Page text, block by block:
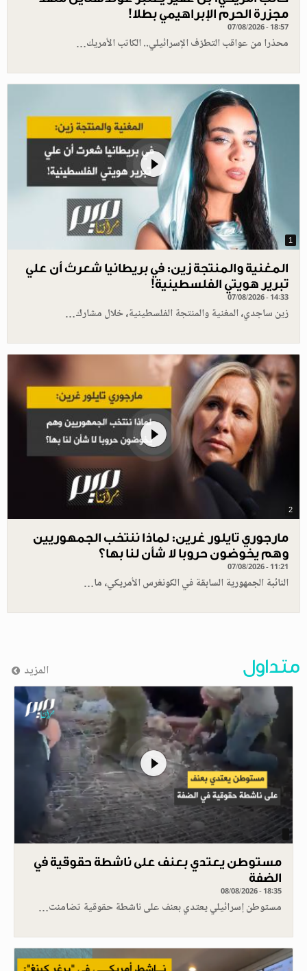
مجزرة الحرم الإبراهيمي بطلا!
07/08/2026 - 18:57
محذرا من عواقب التطرّف الإسرائيلي.. الكاتب الأمريك…
1
المغنية والمنتجة زين: في بريطانيا شعرتُ أن علي
تبرير هويتي الفلسطينية!
07/08/2026 - 14:33
زين ساجدي، المغنية والمنتجة الفلسطينية، خلال مشارك…
2
مارجوري تايلور غرين: لماذا ننتخب الجمهوريين
وهم يخوضون حروبا لا شأن لنا بها؟
07/08/2026 - 11:21
النائبة الجمهورية السابقة في الكونغرس الأمريكي، ما…
متداول المزيد
مستوطن يعتدي بعنف على ناشطة حقوقية في
الضفة
08/08/2026 - 18:35
مستوطن إسرائيلي يعتدي بعنف على ناشطة حقوقية تضامنت…